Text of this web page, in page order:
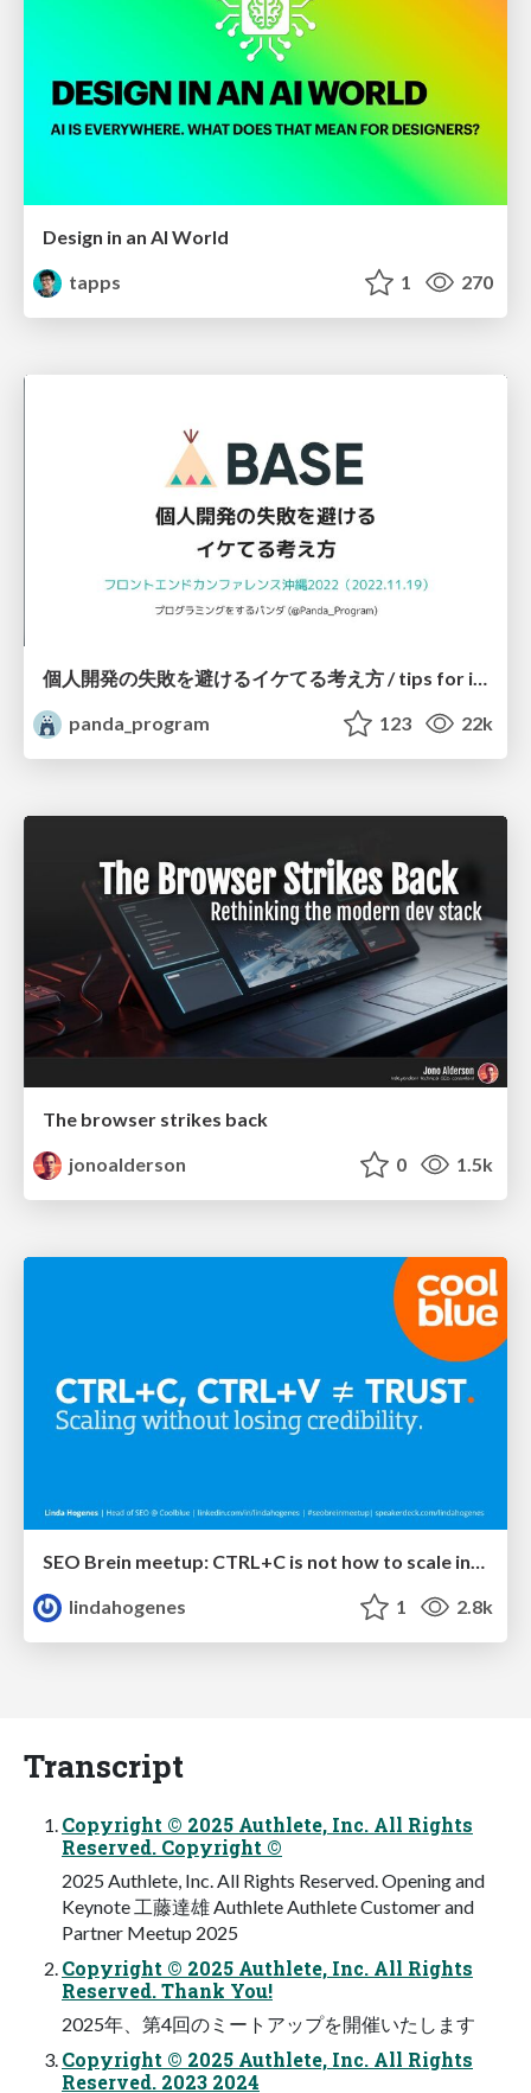
Design in an AI World
tapps
1 270
個人開発の失敗を避けるイケてる考え方 / tips for indie hackers
panda_program
123 22k
The browser strikes back
jonoalderson
0 1.5k
lindahogenes
1 2.8k
Transcript
Copyright © 2025 Authlete, Inc. All Rights
Reserved. Copyright ©
2025 Authlete, Inc. All Rights Reserved. Opening and
Keynote 工藤達雄 Authlete Authlete Customer and
Partner Meetup 2025
Copyright © 2025 Authlete, Inc. All Rights
Reserved. Thank You!
2025年、第4回のミートアップを開催いたします
Copyright © 2025 Authlete, Inc. All Rights
Reserved. 2023 2024